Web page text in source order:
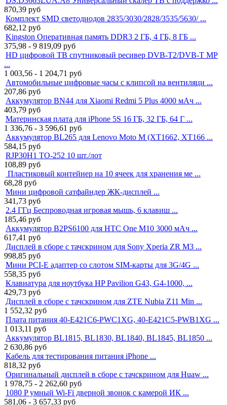
870,39 руб
Комплект SMD светодиодов 2835/3030/2828/3535/5630/ ...
682,12 руб
Kingston Оперативная память DDR3 2 ГБ, 4 ГБ, 8 ГБ ...
375,98 - 9 819,09 руб
HD цифровой ТВ спутниковый ресивер DVB-T2/DVB-T MP
...
1 003,56 - 1 204,71 руб
Автомобильные цифровые часы с клипсой на вентиляци ...
207,86 руб
Аккумулятор BN44 для Xiaomi Redmi 5 Plus 4000 мАч ...
403,79 руб
Материнская плата для iPhone 5S 16 ГБ, 32 ГБ, 64 Г ...
1 336,76 - 3 596,61 руб
Аккумулятор BL265 для Lenovo Moto M (XT1662, XT166 ...
584,15 руб
RJP30H1 TO-252 10 шт./лот
108,89 руб
Пластиковый контейнер на 10 ячеек для хранения ме ...
68,28 руб
Мини цифровой сатфайндер ЖК-дисплей ...
341,73 руб
2.4 ГГц Беспроводная игровая мышь, 6 клавиш ...
185,46 руб
Аккумулятор B2PS6100 для HTC One M10 3000 мАч ...
617,41 руб
Дисплей в сборе с тачскрином для Sony Xperia ZR M3 ...
998,85 руб
Мини PCI-E адаптер со слотом SIM-карты для 3G/4G ...
558,35 руб
Клавиатура для ноутбука HP Pavilion G43, G4-1000, ...
429,73 руб
Дисплей в сборе с тачскрином для ZTE Nubia Z11 Min ...
1 552,32 руб
Плата питания 40-E421C6-PWC1XG, 40-E421C5-PWB1XG ...
1 013,11 руб
Аккумулятор BL1815, BL1830, BL1840, BL1845, BL1850 ...
2 630,86 руб
Кабель для тестирования питания iPhone ...
818,32 руб
Оригинальный дисплей в сборе с тачскрином для Huaw ...
1 978,75 - 2 262,60 руб
1080 P умный Wi-Fi дверной звонок с камерой ИК ...
581,06 - 3 657,33 руб